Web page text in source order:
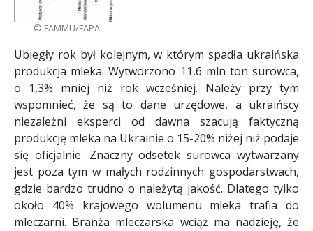
© FAMMU/FAPA
Ubiegły rok był kolejnym, w którym spadła ukraińska
produkcja mleka. Wytworzono 11,6 mln ton surowca,
o 1,3% mniej niż rok wcześniej. Należy przy tym
wspomnieć, że są to dane urzędowe, a ukraińscy
niezależni eksperci od dawna szacują faktyczną
produkcję mleka na Ukrainie o 15-20% niżej niż podaje
się oficjalnie. Znaczny odsetek surowca wytwarzany
jest poza tym w małych rodzinnych gospodarstwach,
gdzie bardzo trudno o należytą jakość. Dlatego tylko
około 40% krajowego wolumenu mleka trafia do
mleczarni. Branża mleczarska wciąż ma nadzieję, że